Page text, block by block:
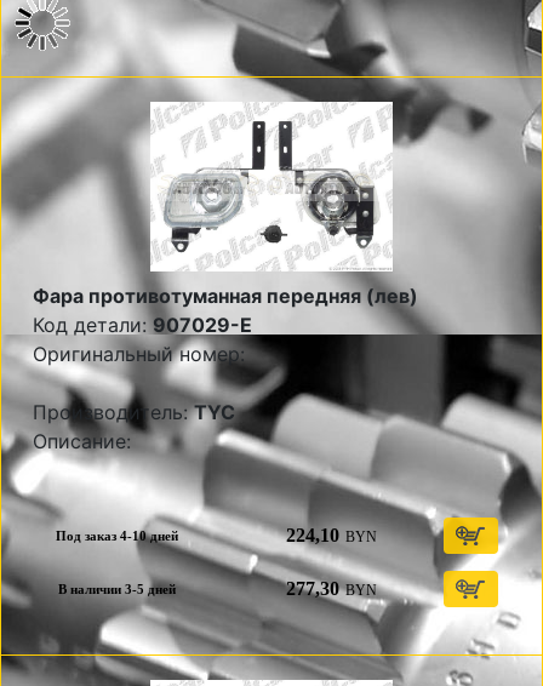
Фара противотуманная передняя (лев)
Код детали: 907029-E
Оригинальный номер:
Производитель:TYC
Описание:
Под заказ 4-10 дней 224,10 BYN
В наличии 3-5 дней 277,30 BYN